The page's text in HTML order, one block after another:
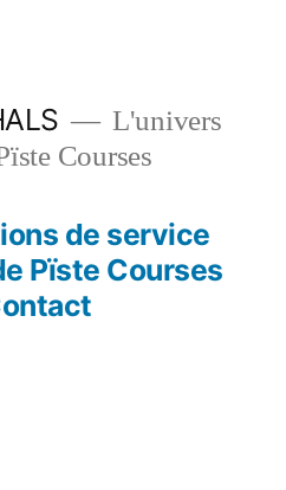
L'univers
Courses
de service
Pïste Courses